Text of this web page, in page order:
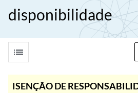
disponibilidade
list
ISENÇÃO DE